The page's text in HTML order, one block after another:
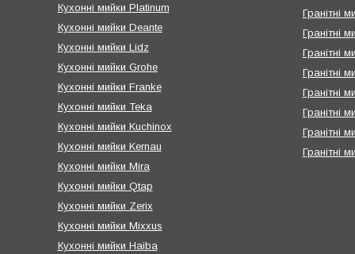
Кухонні мийки Platinum
Кухонні мийки Deante
Кухонні мийки Lidz
Кухонні мийки Grohe
Кухонні мийки Franke
Кухонні мийки Teka
Кухонні мийки Kuchinox
Кухонні мийки Kernau
Кухонні мийки Mira
Кухонні мийки Qtap
Кухонні мийки Zerix
Кухонні мийки Mixxus
Кухонні мийки Haiba
Гранітні
Гранітні
Гранітні
Гранітні
Гранітні
Гранітні
Гранітні
Гранітні